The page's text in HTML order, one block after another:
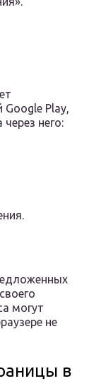
Google Play,
него:
могут
не
в